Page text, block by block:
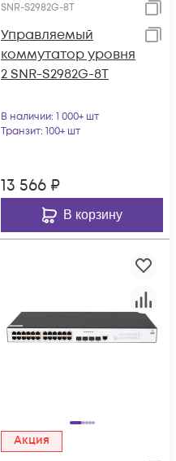
SNR-S2982G-8T
Управляемый
коммутатор уровня
2 SNR-S2982G-8T
В наличии: 1 000+ шт
Транзит: 100+ шт
13 566 ₽
В корзину
Акция